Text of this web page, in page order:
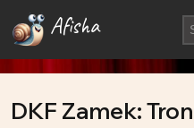
Afisha
DKF Zamek: